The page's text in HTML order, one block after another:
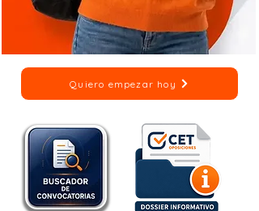
Quiero empezar hoy